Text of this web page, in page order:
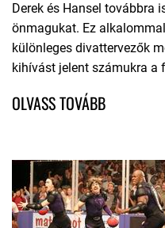
Derek és Hansel továbbra
önmagukat. Ez
különleges divattervezők
kihívást jelent számukra a